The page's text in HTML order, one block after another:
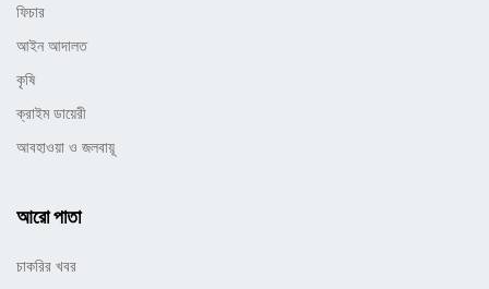
ফিচার
আইন আদালত
কৃষি
ক্রাইম ডায়েরী
আবহাওয়া ও জলবায়ূ
আরো পাতা
চাকরির খবর